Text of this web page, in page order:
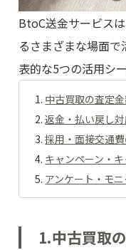
BtoC送金サービス
るさまざまな場面
表的な5つの活用シ
中古買取の査定
返金・払い戻し
採用・面接交通
キャンペーン・
アンケート・モ
1.中古買取